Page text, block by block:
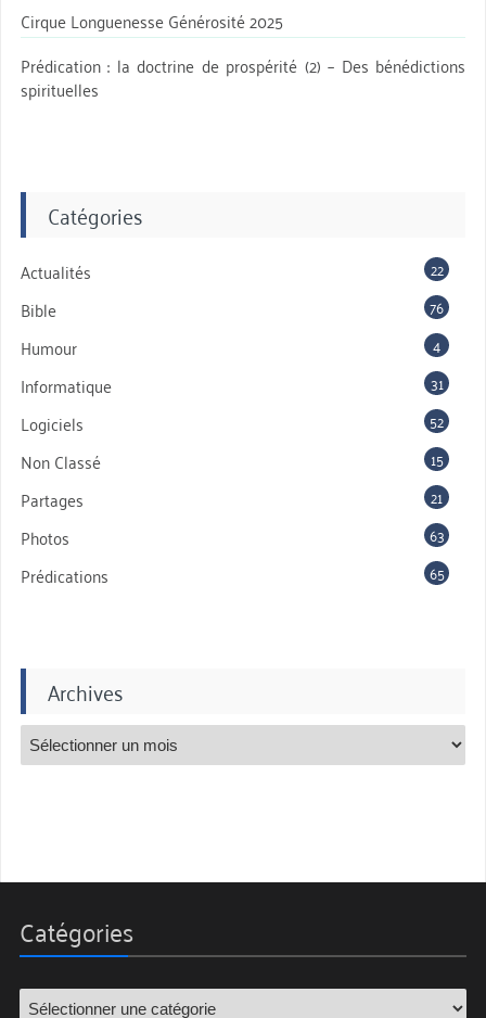
Cirque Longuenesse Générosité 2025
Prédication : la doctrine de prospérité (2) – Des bénédictions
spirituelles
Catégories
Actualités 22
Bible 76
Humour 4
Informatique 31
Logiciels 52
Non Classé 15
Partages 21
Photos 63
Prédications 65
Archives
Catégories